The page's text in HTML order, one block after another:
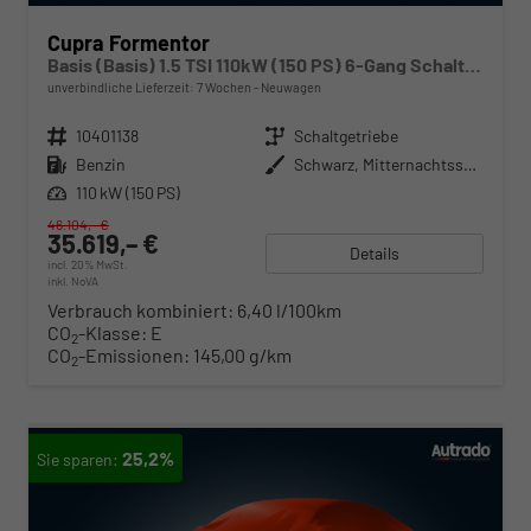
Cupra Formentor
Basis (Basis) 1.5 TSI 110kW (150 PS) 6-Gang Schaltgetriebe
unverbindliche Lieferzeit: 7 Wochen Neuwagen
Fahrzeugnr. 10401138 Getriebe Schaltgetriebe
Kraftstoff Benzin Außenfarbe
Schwarz, Mitternachtsschwarz (0E)
Leistung 110 kW (150 PS)
35.619,– €
incl. 20% MwSt.
inkl. NoVA
46.104,– €
Details
Verbrauch kombiniert: 6,40 l/100km
CO2-Klasse: E
CO2-Emissionen: 145,00 g/km
25,2%